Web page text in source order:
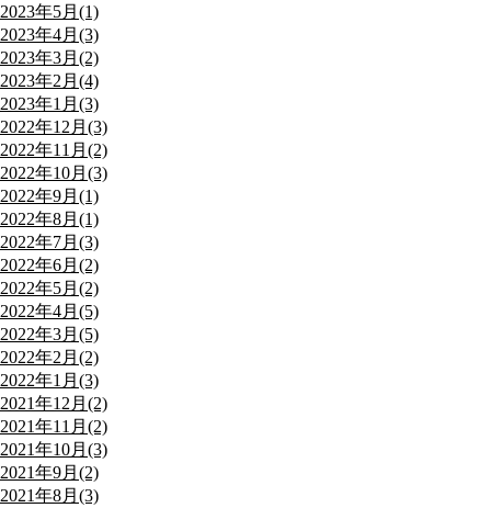
2023年5月(1)
2023年4月(3)
2023年3月(2)
2023年2月(4)
2023年1月(3)
2022年12月(3)
2022年11月(2)
2022年10月(3)
2022年9月(1)
2022年8月(1)
2022年7月(3)
2022年6月(2)
2022年5月(2)
2022年4月(5)
2022年3月(5)
2022年2月(2)
2022年1月(3)
2021年12月(2)
2021年11月(2)
2021年10月(3)
2021年9月(2)
2021年8月(3)